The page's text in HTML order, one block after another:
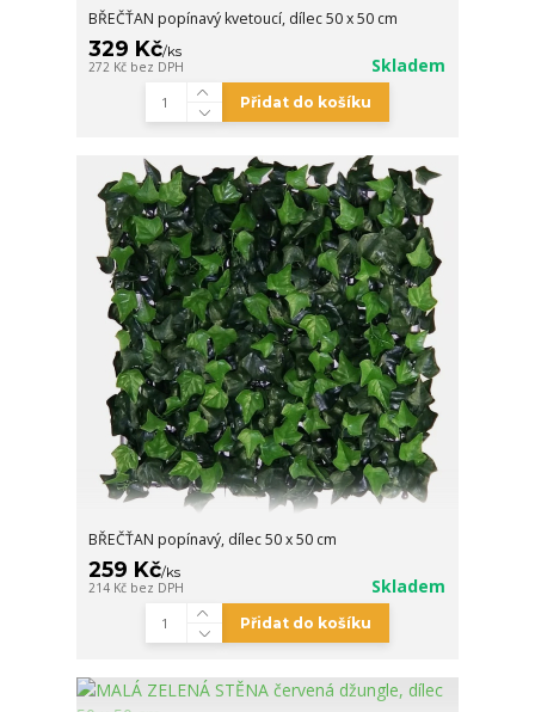
BŘEČŤAN popínavý kvetoucí, dílec 50 x 50 cm
329 Kč/ks
272 Kč bez DPH Skladem
Přidat do košíku
BŘEČŤAN popínavý, dílec 50 x 50 cm
259 Kč/ks
214 Kč bez DPH Skladem
Přidat do košíku